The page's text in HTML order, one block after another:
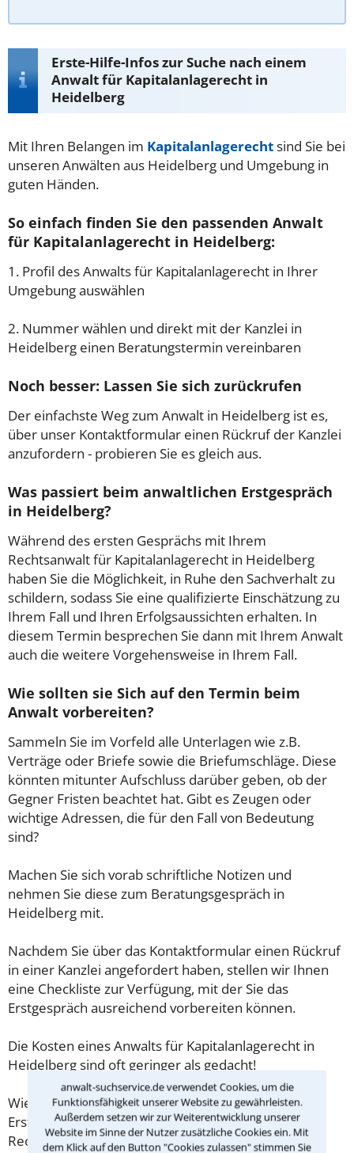
anwalt-suchservice.de verwendet Cookies, um die
Funktionsfähigkeit unserer Website zu gewährleisten.
Außerdem setzen wir zur Weiterentwicklung unserer
Website im Sinne der Nutzer zusätzliche Cookies ein. Mit
dem Klick auf den Button "Cookies zulassen" stimmen Sie
Erste-Hilfe-Infos zur Suche nach einem
Anwalt für Kapitalanlagerecht in
Heidelberg
Mit Ihren Belangen im Kapitalanlagerechtsind Sie bei
unseren Anwälten aus Heidelberg und Umgebung in
guten Händen.
So einfach finden Sie den passenden Anwalt
für Kapitalanlagerecht in Heidelberg:
1. Profil des Anwalts für Kapitalanlagerecht in Ihrer
Umgebung auswählen
2. Nummer wählen und direkt mit der Kanzlei in
Heidelberg einen Beratungstermin vereinbaren
Noch besser: Lassen Sie sich zurückrufen
Der einfachste Weg zum Anwalt in Heidelberg ist es,
über unser Kontaktformular einen Rückruf der Kanzlei
anzufordern - probieren Sie es gleich aus.
Was passiert beim anwaltlichen Erstgespräch
in Heidelberg?
Während des ersten Gesprächs mit Ihrem
Rechtsanwalt für Kapitalanlagerecht in Heidelberg
haben Sie die Möglichkeit, in Ruhe den Sachverhalt zu
schildern, sodass Sie eine qualifizierte Einschätzung zu
Ihrem Fall und Ihren Erfolgsaussichten erhalten. In
diesem Termin besprechen Sie dann mit Ihrem Anwalt
auch die weitere Vorgehensweise in Ihrem Fall.
Wie sollten sie Sich auf den Termin beim
Anwalt vorbereiten?
Sammeln Sie im Vorfeld alle Unterlagen wie z.B.
Verträge oder Briefe sowie die Briefumschläge. Diese
könnten mitunter Aufschluss darüber geben, ob der
Gegner Fristen beachtet hat. Gibt es Zeugen oder
wichtige Adressen, die für den Fall von Bedeutung
sind?
Machen Sie sich vorab schriftliche Notizen und
nehmen Sie diese zum Beratungsgespräch in
Heidelberg mit.
Nachdem Sie über das Kontaktformular einen Rückruf
in einer Kanzlei angefordert haben, stellen wir Ihnen
eine Checkliste zur Verfügung, mit der Sie das
Erstgespräch ausreichend vorbereiten können.
Die Kosten eines Anwalts für Kapitalanlagerecht in
Heidelberg sind oft geringer als gedacht!
Wieviel ein Rechtsanwalt in Heidelberg für eine
Erstberatung verlangen darf, ist in §34 des
Rechtsanwaltsvergütungsgesetz (RVG) geregelt. Die